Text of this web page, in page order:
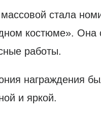
стала
костюме». Она
работы.
награждения
и яркой.